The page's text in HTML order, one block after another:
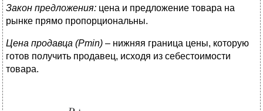
Закон предложения: цена и предложение товара на
рынке прямо пропорциональны.
Цена продавца (Pmin) – нижняя граница цены, которую
готов получить продавец, исходя из себестоимости
товара.